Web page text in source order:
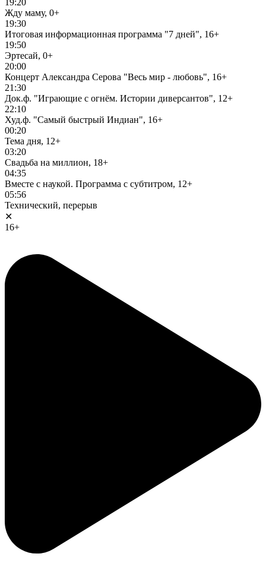
19:20
Жду маму, 0+
19:30
Итоговая информационная программа "7 дней", 16+
19:50
Эртесай, 0+
20:00
Концерт Александра Серова "Весь мир - любовь", 16+
21:30
Док.ф. "Играющие с огнём. Истории диверсантов", 12+
22:10
Худ.ф. "Самый быстрый Индиан", 16+
00:20
Тема дня, 12+
03:20
Свадьба на миллион, 18+
04:35
Вместе с наукой. Программа с субтитром, 12+
05:56
Технический, перерыв
✕
16+